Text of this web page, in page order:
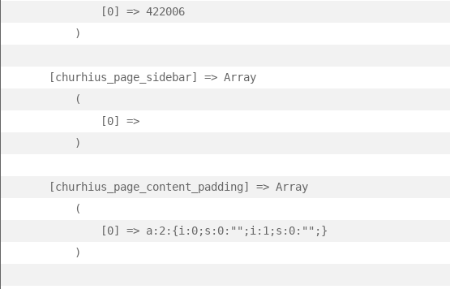
            [0] => 422006
        )
    [churhius_page_sidebar] => Array
        (
            [0] =>
        )
    [churhius_page_content_padding] => Array
        (
            [0] => a:2:{i:0;s:0:"";i:1;s:0:"";}
        )